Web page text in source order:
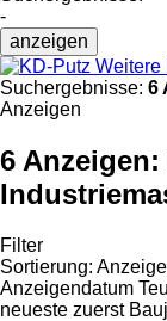
-
anzeigen
Weitere
Suchergebnisse: 6
Anzeigen
6 Anzeigen:
Filter
Sortierung:
Anzeigendatum
neueste zuerst